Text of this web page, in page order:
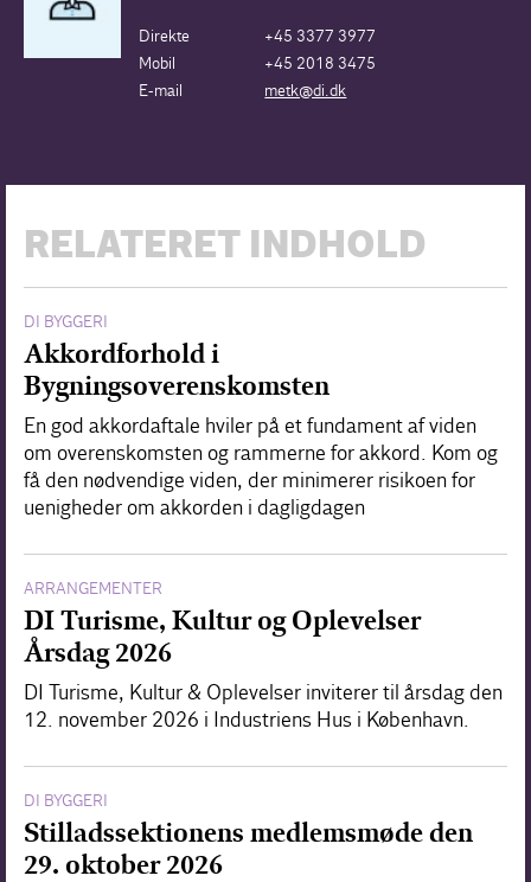
Direkte
+45 3377 3977
Mobil
+45 2018 3475
E-mail
metk@di.dk
RELATERET INDHOLD
DI BYGGERI
Akkordforhold i
Bygningsoverenskomsten
En god akkordaftale hviler på et fundament af viden
om overenskomsten og rammerne for akkord. Kom og
få den nødvendige viden, der minimerer risikoen for
uenigheder om akkorden i dagligdagen
ARRANGEMENTER
DI Turisme, Kultur og Oplevelser
Årsdag 2026
DI Turisme, Kultur & Oplevelser inviterer til årsdag den
12. november 2026 i Industriens Hus i København.
DI BYGGERI
Stilladssektionens medlemsmøde den
29. oktober 2026